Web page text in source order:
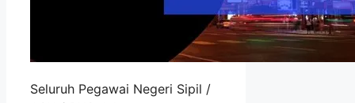
Seluruh Pegawai Negeri Sipil /